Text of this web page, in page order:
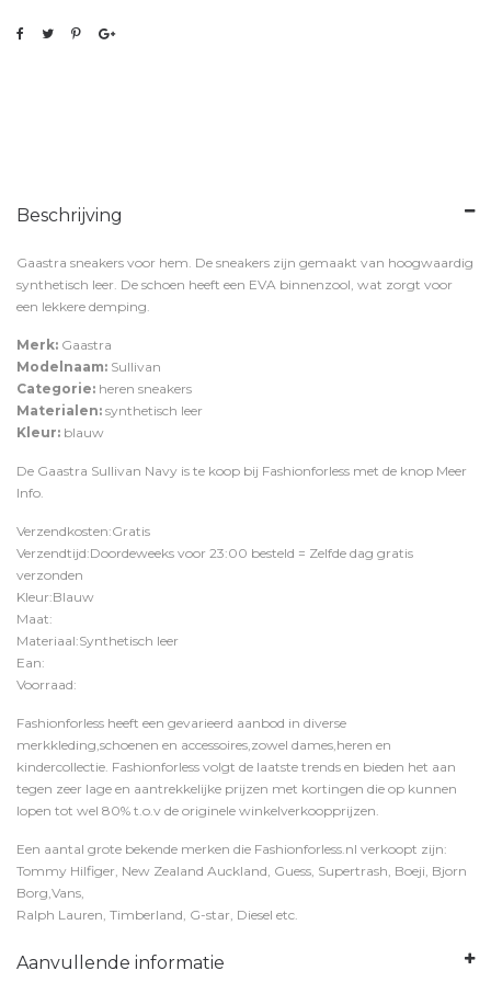
Beschrijving
Gaastra sneakers voor hem. De sneakers zijn gemaakt van hoogwaardig
synthetisch leer. De schoen heeft een EVA binnenzool, wat zorgt voor
een lekkere demping.
Merk: Gaastra
Modelnaam: Sullivan
Categorie: heren sneakers
Materialen: synthetisch leer
Kleur: blauw
De Gaastra Sullivan Navy is te koop bij Fashionforless met de knop Meer
Info
Verzendkosten:Gratis
Verzendtijd:Doordeweeks voor 23:00 besteld = Zelfde dag gratis
verzonden
Kleur:Blauw
Maat:
Materiaal:Synthetisch leer
Ean:
Voorraad:
Fashionforless heeft een gevarieerd aanbod in diverse
merkkleding,schoenen en accessoires,zowel dames,heren en
kindercollectie. Fashionforless volgt de laatste trends en bieden het aan
tegen zeer lage en aantrekkelijke prijzen met kortingen die op kunnen
lopen tot wel 80% t.o.v de originele winkelverkoopprijzen.
Een aantal grote bekende merken die Fashionforless.nl verkoopt zijn:
Tommy Hilfiger, New Zealand Auckland, Guess, Supertrash, Boeji, Bjorn
Borg,Vans,
Ralph Lauren, Timberland, G-star, Diesel etc.
Aanvullende informatie